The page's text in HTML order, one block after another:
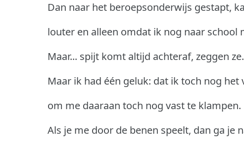
Dan naar het beroepsonderwijs gestapt,
louter en alleen omdat ik nog naar school
Maar... spijt komt altijd achteraf, zeggen ze.
Maar ik had één geluk: dat ik toch nog het
om me daaraan toch nog vast te klampen.
Als je me door de benen speelt, dan ga je